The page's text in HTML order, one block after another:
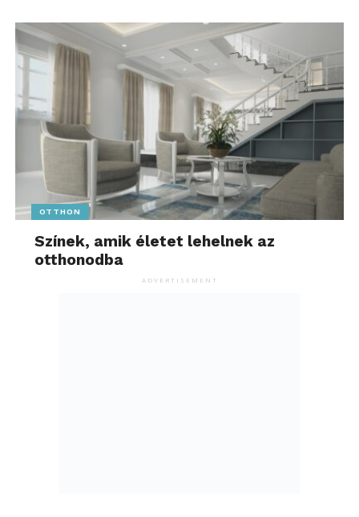
OTTHON
Színek, amik életet lehelnek az
otthonodba
ADVERTISEMENT